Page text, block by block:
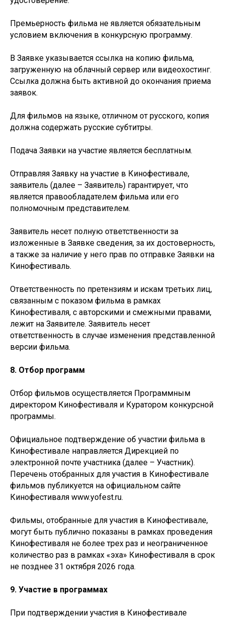
Премьерность фильма не является обязательным
условием включения в конкурсную программу.
В Заявке указывается ссылка на копию фильма,
загруженную на облачный сервер или видеохостинг.
Ссылка должна быть активной до окончания приема
заявок.
Для фильмов на языке, отличном от русского, копия
должна содержать русские субтитры.
Подача Заявки на участие является бесплатным.
Отправляя Заявку на участие в Кинофестивале,
заявитель (далее – Заявитель) гарантирует, что
является правообладателем фильма или его
полномочным представителем.
Заявитель несет полную ответственности за
изложенные в Заявке сведения, за их достоверность,
а также за наличие у него прав по отправке Заявки на
Кинофестиваль.
Ответственность по претензиям и искам третьих лиц,
связанным с показом фильма в рамках
Кинофестиваля, с авторскими и смежными правами,
лежит на Заявителе. Заявитель несет
ответственность в случае изменения представленной
версии фильма.
8. Отбор программ
Отбор фильмов осуществляется Программным
директором Кинофестиваля и Куратором конкурсной
программы.
Официальное подтверждение об участии фильма в
Кинофестивале направляется Дирекцией по
электронной почте участника (далее – Участник).
Перечень отобранных для участия в Кинофестивале
фильмов публикуется на официальном сайте
Кинофестиваля www.yofest.ru.
Фильмы, отобранные для участия в Кинофестивале,
могут быть публично показаны в рамках проведения
Кинофестиваля не более трех раз и неограниченное
количество раз в рамках «эха» Кинофестиваля в срок
не позднее 31 октября 2026 года.
9. Участие в программах
При подтверждении участия в Кинофестивале